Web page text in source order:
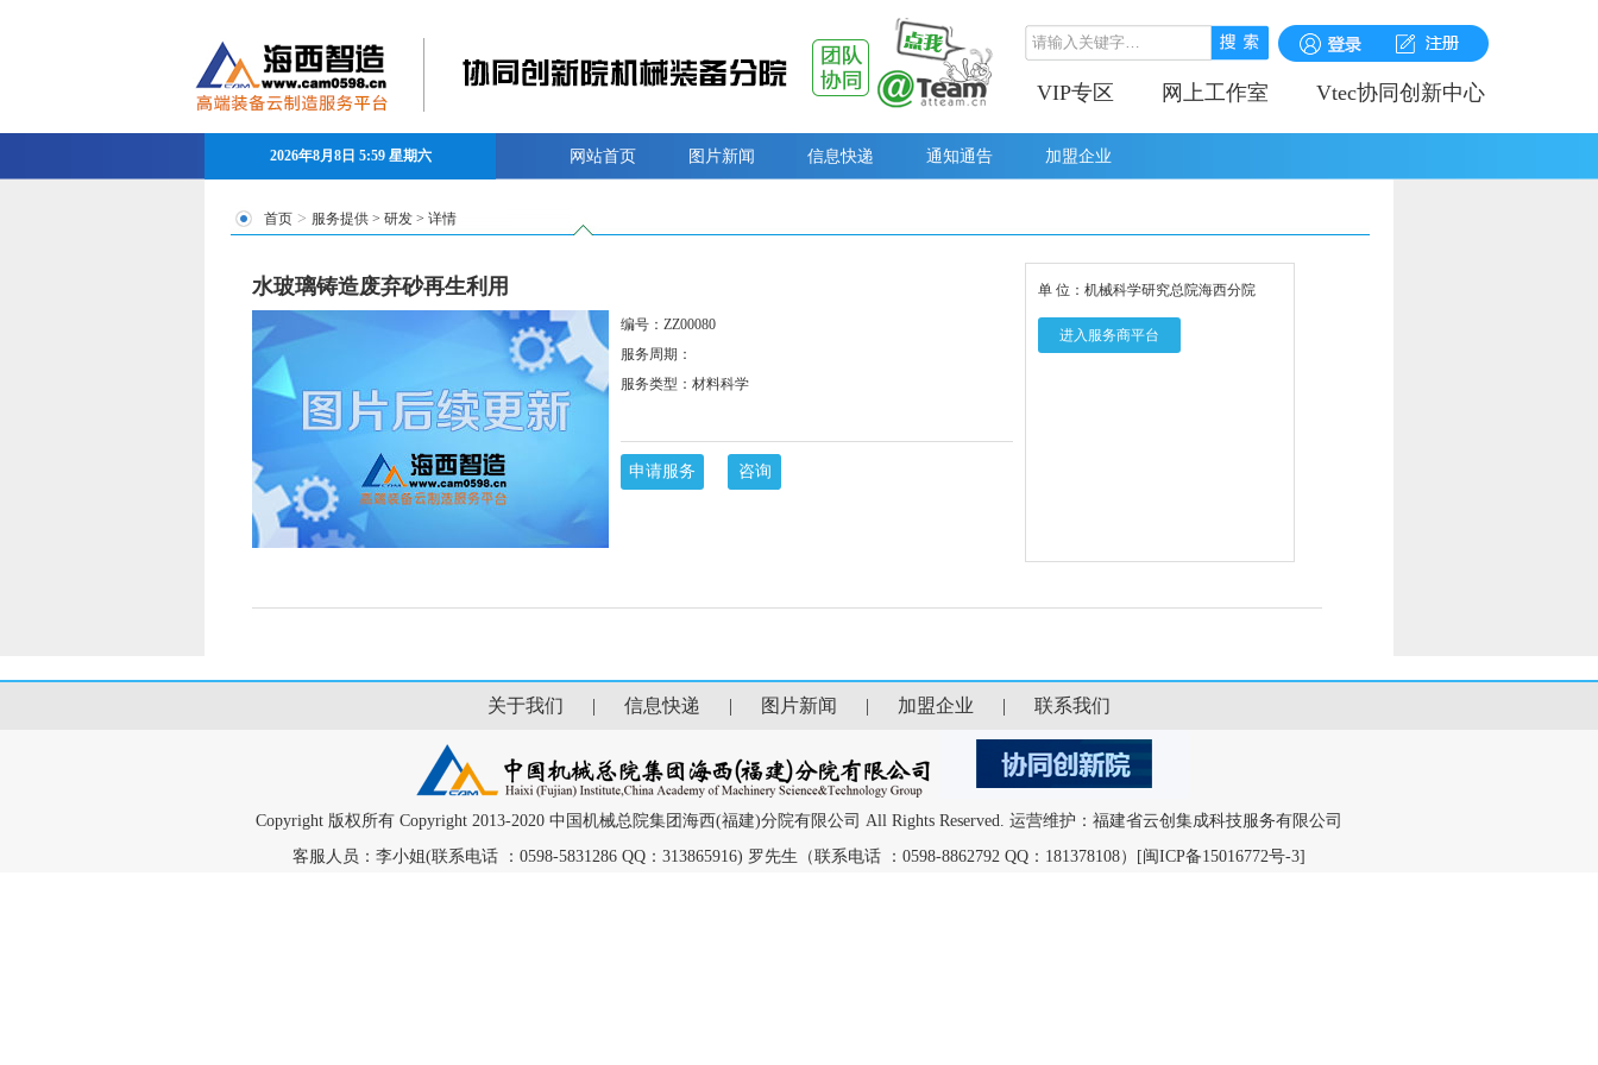
VIP专区 网上工作室 Vtec协同创新中心
2026年8月8日 5:59 星期六 网站首页 图片新闻 信息快递 通知通告 加盟企业
首页 > 服务提供 > 研发 > 详情
水玻璃铸造废弃砂再生利用
编号：ZZ00080
服务周期：
服务类型：材料科学
申请服务 咨询
单 位：机械科学研究总院海西分院
进入服务商平台
关于我们 | 信息快递 | 图片新闻 | 加盟企业 | 联系我们
Copyright 版权所有 Copyright 2013-2020 中国机械总院集团海西(福建)分院有限公司 All Rights Reserved. 运营维护：福建省云创集成科技服务有限公司
客服人员：李小姐(联系电话 ：0598-5831286 QQ：313865916) 罗先生（联系电话 ：0598-8862792 QQ：181378108）
[闽ICP备15016772号-3]